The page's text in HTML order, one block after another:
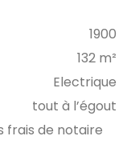
1900
132 m²
Electrique
tout à l’égout
frais de notaire